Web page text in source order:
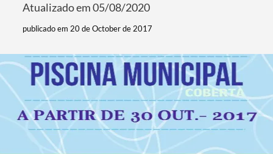
Atualizado em 05/08/2020
publicado em 20 de October de 2017